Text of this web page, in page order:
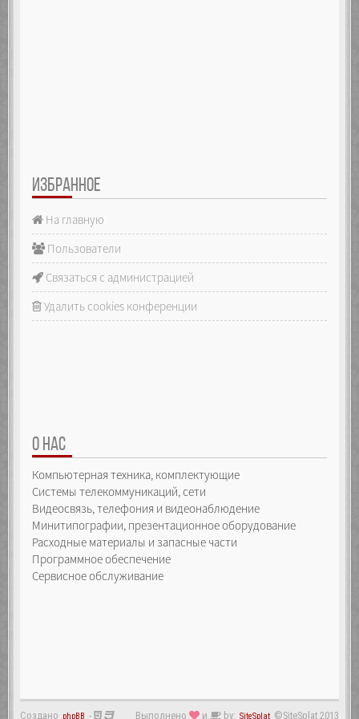
ИЗБРАННОЕ
На главную
Пользователи
Связаться с администрацией
Удалить cookies конференции
О НАС
Компьютерная техника, комплектующие
Системы телекоммуникаций, сети
Видеосвязь, телефония и видеонаблюдение
Минитипографии, презентационное оборудование
Расходные материалы и запасные части
Программное обеспечение
Сервисное обслуживание
Создано phpBB - Выполнено и by: SiteSplat ©SiteSplat 2013